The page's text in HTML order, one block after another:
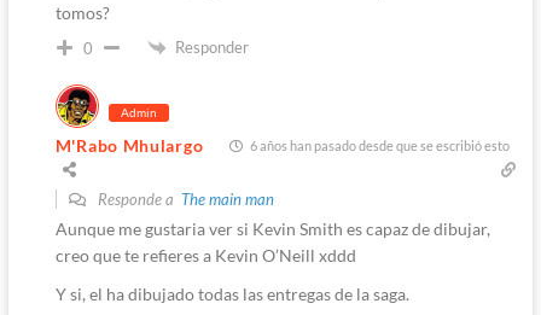
tomos?
0 Responder
Admin
M'Rabo Mhulargo 6 años han pasado desde que se escribió esto
Responde a The main man
Aunque me gustaria ver si Kevin Smith es capaz de dibujar,
creo que te refieres a Kevin O’Neill xddd
Y si, el ha dibujado todas las entregas de la saga.